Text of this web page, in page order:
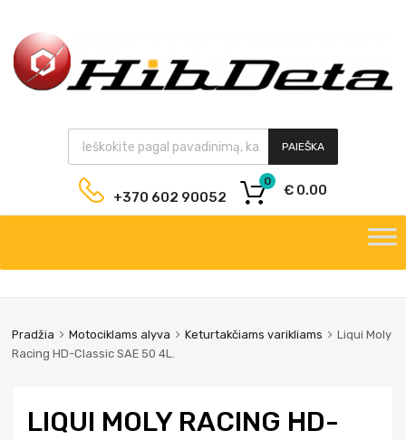
PAIEŠKA
+370 602 90052 € 0.00
0
Pradžia Motociklams alyva Keturtakčiams varikliams
Liqui Moly
Racing HD-Classic SAE 50 4L.
LIQUI MOLY RACING HD-